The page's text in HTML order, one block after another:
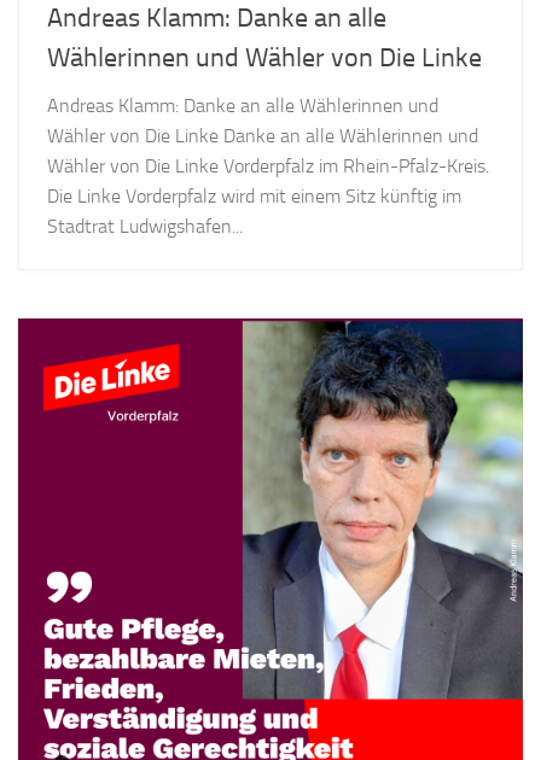
Andreas Klamm: Danke an alle
Wählerinnen und Wähler von Die Linke
Andreas Klamm: Danke an alle Wählerinnen und
Wähler von Die Linke Danke an alle Wählerinnen und
Wähler von Die Linke Vorderpfalz im Rhein-Pfalz-Kreis.
Die Linke Vorderpfalz wird mit einem Sitz künftig im
Stadtrat Ludwigshafen...